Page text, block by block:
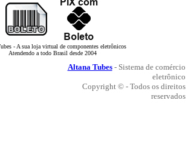
- A sua loja virtual de componentes eletrônicos
Atendendo a todo Brasil desde 2004
Altana Tubes- Sistema de comércio
eletrônico
Copyright © - Todos os direitos
reservados